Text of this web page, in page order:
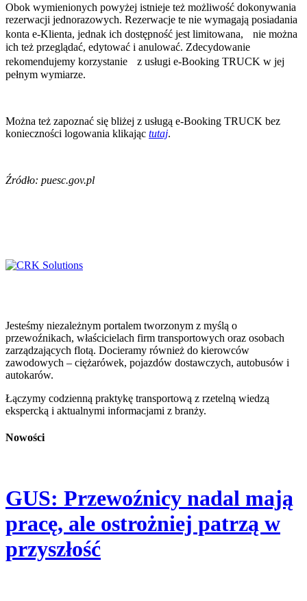
Obok wymienionych powyżej istnieje też możliwość dokonywania
rezerwacji jednorazowych. Rezerwacje te nie wymagają posiadania
konta e-Klienta, jednak ich dostępność jest limitowana, nie można
ich też przeglądać, edytować i anulować. Zdecydowanie
rekomendujemy korzystanie z usługi e-Booking TRUCK w jej
pełnym wymiarze.
Można też zapoznać się bliżej z usługą e-Booking TRUCK bez
konieczności logowania klikając tutaj.
Źródło: puesc.gov.pl
Jesteśmy niezależnym portalem tworzonym z myślą o
przewoźnikach, właścicielach firm transportowych oraz osobach
zarządzających flotą. Docieramy również do kierowców
zawodowych – ciężarówek, pojazdów dostawczych, autobusów i
autokarów.
Łączymy codzienną praktykę transportową z rzetelną wiedzą
ekspercką i aktualnymi informacjami z branży.
Nowości
GUS: Przewoźnicy nadal mają
pracę, ale ostrożniej patrzą w
przyszłość